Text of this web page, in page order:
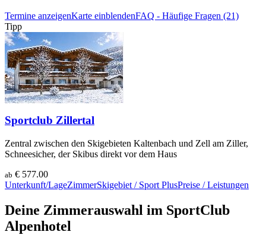
Termine anzeigenKarte einblendenFAQ - Häufige Fragen (21)
Tipp
Sportclub Zillertal
Zentral zwischen den Skigebieten Kaltenbach und Zell am Ziller,
Schneesicher, der Skibus direkt vor dem Haus
ab € 577.00
Unterkunft/LageZimmerSkigebiet / Sport PlusPreise / Leistungen
Deine Zimmerauswahl im SportClub
Alpenhotel